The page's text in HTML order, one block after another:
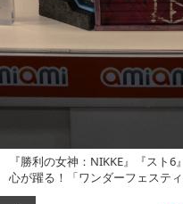
『勝利の女神：NIKKE』『スト
心が躍る！「ワンダーフェステ